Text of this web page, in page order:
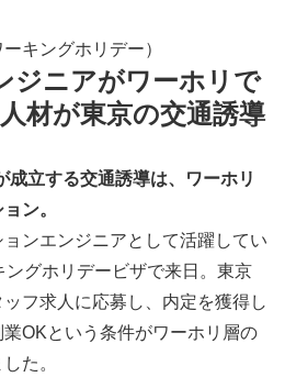
キングホリデー）
ジニアがワーホリで
材が東京の交通誘導
成立する交通誘導は、ワーホリ
ン。
ンエンジニアとして活躍してい
グホリデービザで来日。東京
フ求人に応募し、内定を獲得し
OKという条件がワーホリ層の
た。